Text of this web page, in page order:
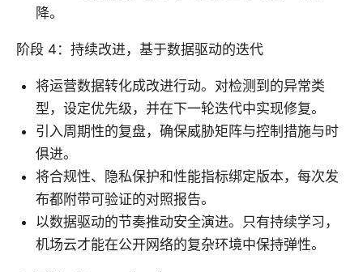
降。
阶段 4：持续改进，基于数据驱动的迭代
将运营数据转化成改进行动。对检测到的异常类
型，设定优先级，并在下一轮迭代中实现修复。
引入周期性的复盘，确保威胁矩阵与控制措施与时
俱进。
将合规性、隐私保护和性能指标绑定版本，每次发
布都附带可验证的对照报告。
以数据驱动的节奏推动安全演进。只有持续学习，
机场云才能在公开网络的复杂环境中保持弹性。